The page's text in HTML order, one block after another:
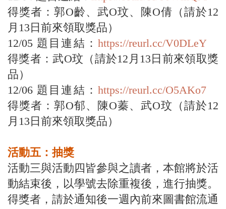
得獎者：郭O齡、武O玟、陳O倩（請於12
月13日前來領取獎品）
12/05 題目連結： https://reurl.cc/V0DLeY
得獎者：武O玟（請於12月13日前來領取獎
品）
12/06 題目連結： https://reurl.cc/O5AKo7
得獎者：郭O郁、陳O蓁、武O玟（請於12
月13日前來領取獎品）
活動五：抽獎
活動三與活動四皆參與之讀者，本館將於活
動結束後，以學號去除重複後，進行抽獎。
得獎者，請於通知後一週內前來圖書館流通